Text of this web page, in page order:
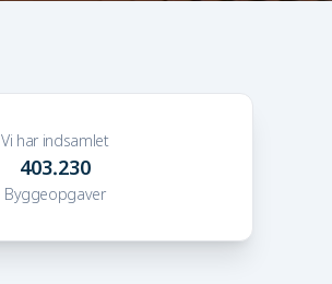
Vi har indsamlet
403.230
Byggeopgaver